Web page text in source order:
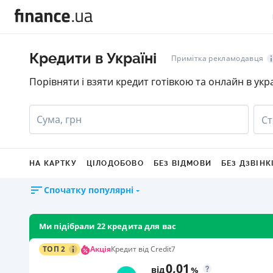
Кредити в Україні Примітка рекламодавця
Порівняти і взяти кредит готівкою та онлайн в
Сума, грн
НА КАРТКУ ЦІЛОДОБОВО БЕЗ ВІДМОВИ БЕЗ
Спочатку популярні
Ми підібрали 22 кредита для вас
ТОП 2 АкціяКредит від Credit7
від0,01 %